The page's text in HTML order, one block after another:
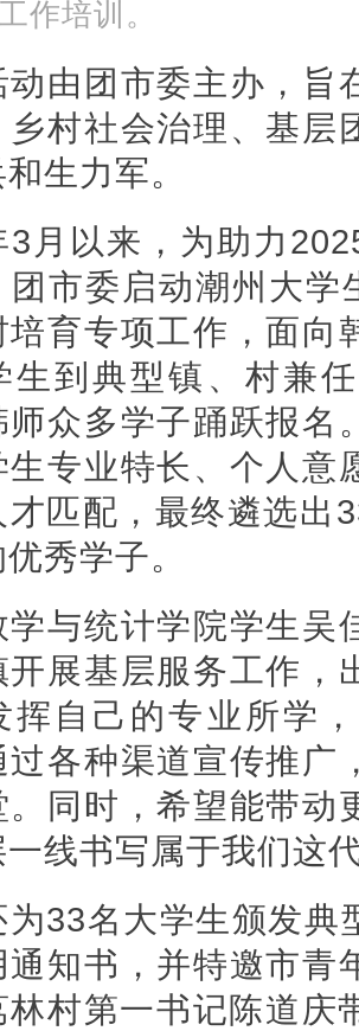
作培训。
动由团市委主办，旨
乡村社会治理、基层
生力军。
3月以来，为助力
团市委启动潮州大学
培育专项工作，面向
生到典型镇、村兼
师众多学子踊跃报名
生专业特长、个人意
才匹配，最终遴选出
秀学子。
学与统计学院学生吴
开展基层服务工作，
挥自己的专业所学
过各种渠道宣传推广
。同时，希望能带动
线书写属于我们这
为33名大学生颁发典
通知书，并特邀市青
林村第一书记陈道庆